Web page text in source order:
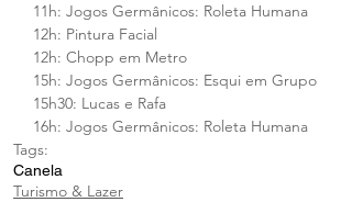
11h: Jogos Germânicos: Roleta Humana
12h: Pintura Facial
12h: Chopp em Metro
15h: Jogos Germânicos: Esqui em Grupo
15h30: Lucas e Rafa
16h: Jogos Germânicos: Roleta Humana
Tags:
Canela
Turismo & Lazer